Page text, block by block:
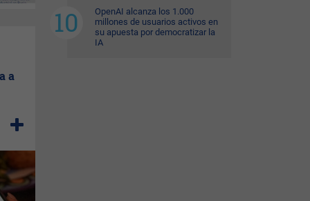
a
OpenAI alcanza los 1.000
millones de usuarios activos en
su apuesta por democratizar la
IA